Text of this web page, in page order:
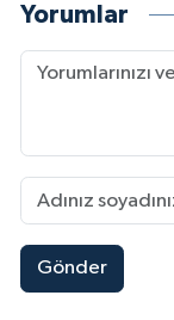
Yorumlar
Gönder